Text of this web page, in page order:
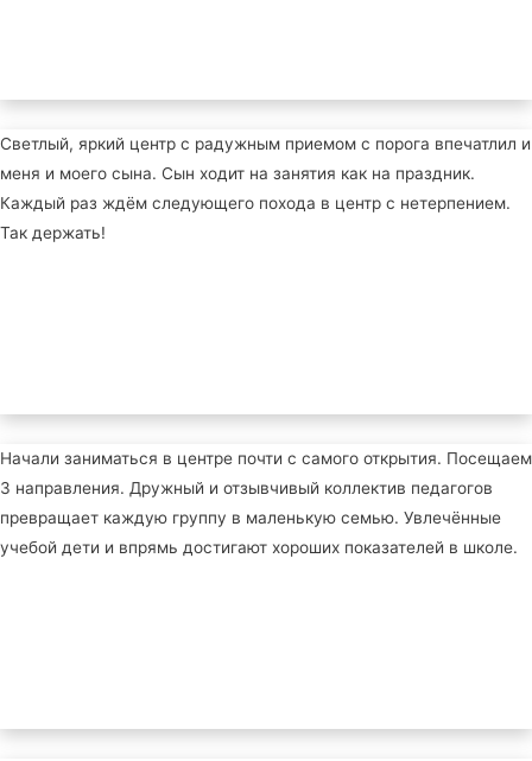
Светлый, яркий центр с радужным приемом с порога впечатлил и
меня и моего сына. Сын ходит на занятия как на праздник.
Каждый раз ждём следующего похода в центр с нетерпением.
Так держать!
Начали заниматься в центре почти с самого открытия. Посещаем
3 направления. Дружный и отзывчивый коллектив педагогов
превращает каждую группу в маленькую семью. Увлечённые
учебой дети и впрямь достигают хороших показателей в школе.